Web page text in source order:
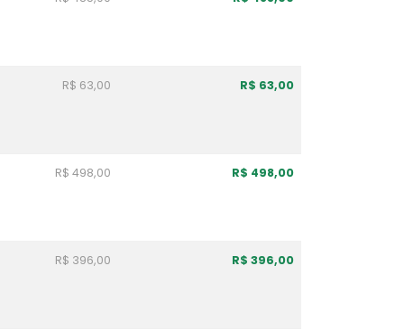
R$ 63,00 R$ 63,00
R$ 498,00 R$ 498,00
R$ 396,00 R$ 396,00